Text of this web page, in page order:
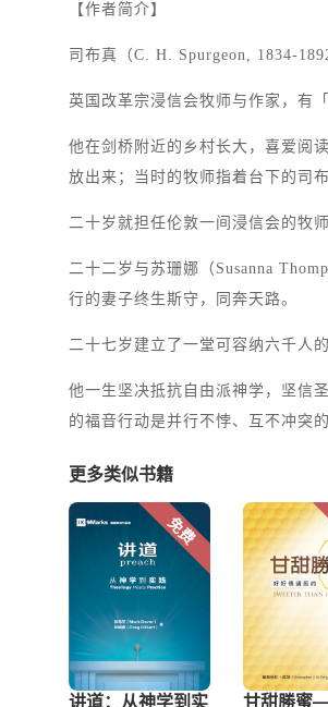
【作者简介】
司布真（C. H. Spurgeon, 1834-
英国改革宗浸信会牧师与作家，有
他在剑桥附近的乡村长大，喜爱阅
放出来；当时的牧师指着台下的司
二十岁就担任伦敦一间浸信会的牧
二十二岁与苏珊娜（Susanna
行的妻子终生斯守，同奔天路。
二十七岁建立了一堂可容纳六千人
他一生坚决抵抗自由派神学，坚信
的福音行动是并行不悖、互不冲突
更多类似书籍